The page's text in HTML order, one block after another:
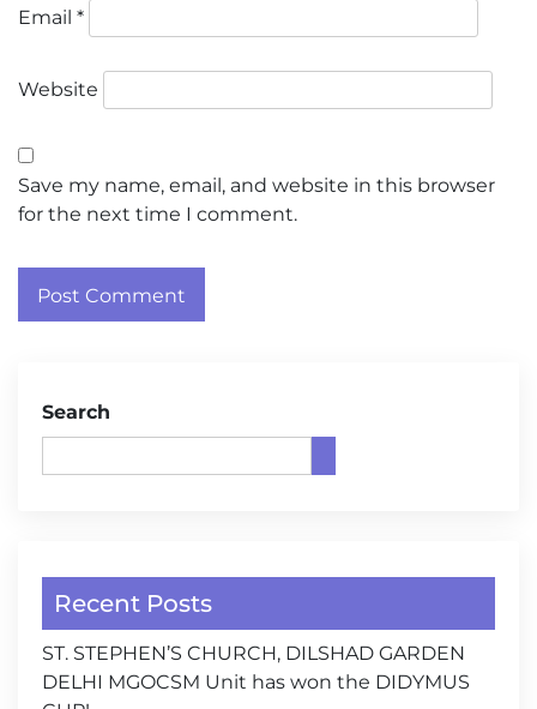
Email *
Website
Save my name, email, and website in this browser
for the next time I comment.
Search
Recent Posts
ST. STEPHEN’S CHURCH, DILSHAD GARDEN
DELHI MGOCSM Unit has won the DIDYMUS